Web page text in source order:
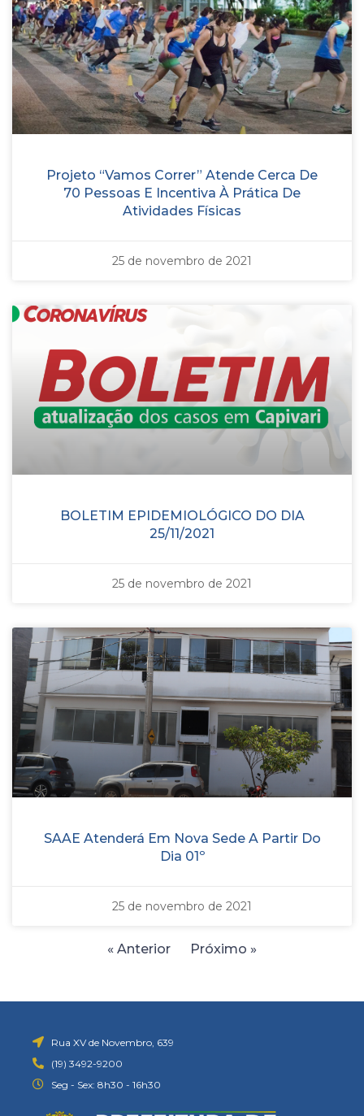
Projeto “Vamos Correr” Atende Cerca De
70 Pessoas E Incentiva À Prática De
Atividades Físicas
25 de novembro de 2021
BOLETIM EPIDEMIOLÓGICO DO DIA
25/11/2021
25 de novembro de 2021
SAAE Atenderá Em Nova Sede A Partir Do
Dia 01º
25 de novembro de 2021
« Anterior Próximo »
Rua XV de Novembro, 639
(19) 3492-9200
Seg - Sex: 8h30 - 16h30